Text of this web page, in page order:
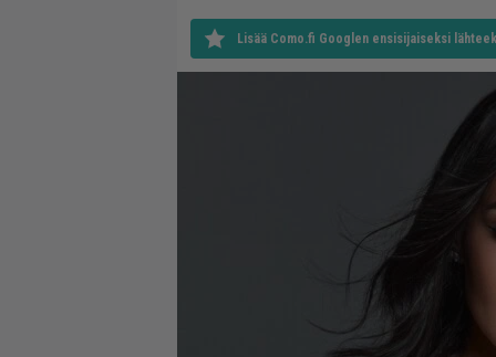
Lisää Como.fi Googlen ensisijaiseksi